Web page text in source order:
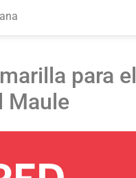
para el
Maule